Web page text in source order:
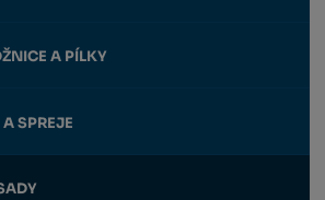
A PÍLKY
SPREJE